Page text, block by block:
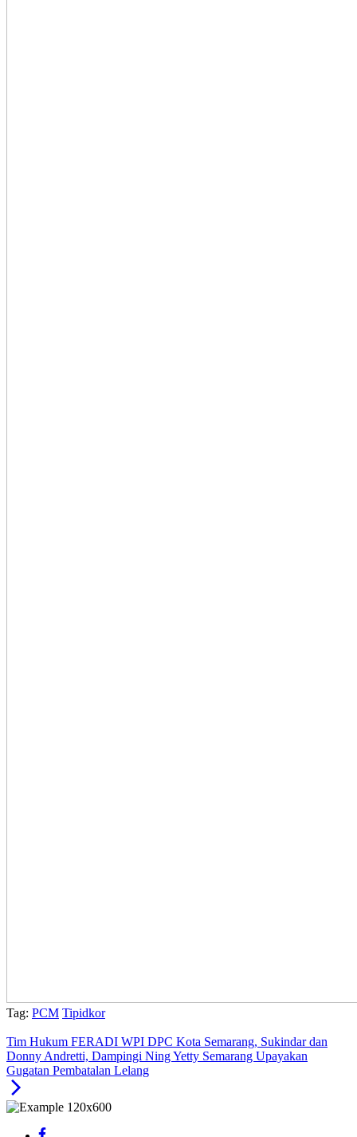
Tag: PCM Tipidkor
Tim Hukum FERADI WPI DPC Kota Semarang, Sukindar dan
Donny Andretti, Dampingi Ning Yetty Semarang Upayakan
Gugatan Pembatalan Lelang